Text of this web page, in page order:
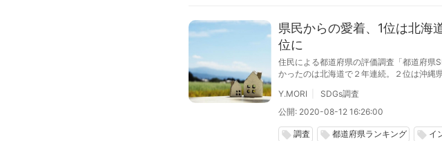
県民からの愛着、1位は北海
位に
住民による都道府県の評価調査「都道府
かったのは北海道で２年連続。２位は沖縄
Y.MORI
SDGs調査
公開: 2020-08-12 16:26:00
local_offer 調査 local_offer 都道府県ランキング local_offer イ